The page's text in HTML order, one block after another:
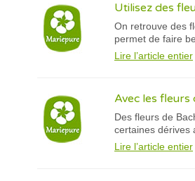
Utilisez des
On retrouve des
permet de faire
Lire l’article entier
Avec les
Des fleurs de
certaines dérives
Lire l’article entier